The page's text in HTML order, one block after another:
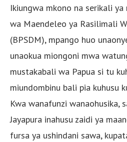
Ikiungwa mkono na serikali
wa Maendeleo ya Rasilimali
(BPSDM), mpango huo
unaokua miongoni mwa
mustakabali wa Papua si tu
miundombinu bali pia kuhusu
Kwa wanafunzi wanaohusika,
Jayapura inahusu zaidi ya
fursa ya ushindani sawa,